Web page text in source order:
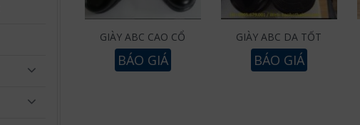
GIÀY ABC CAO CỔ
BÁO GIÁ
GIÀY ABC DA TỐT
BÁO GIÁ